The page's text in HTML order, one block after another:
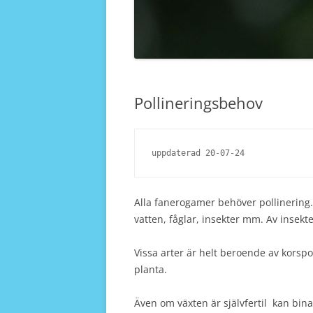
Pollineringsbehov
uppdaterad 20-07-24
Alla fanerogamer behöver
vatten, fåglar, insekter mm. Av
Vissa arter är helt beroende av
planta.
Även om växten är självfertil kan